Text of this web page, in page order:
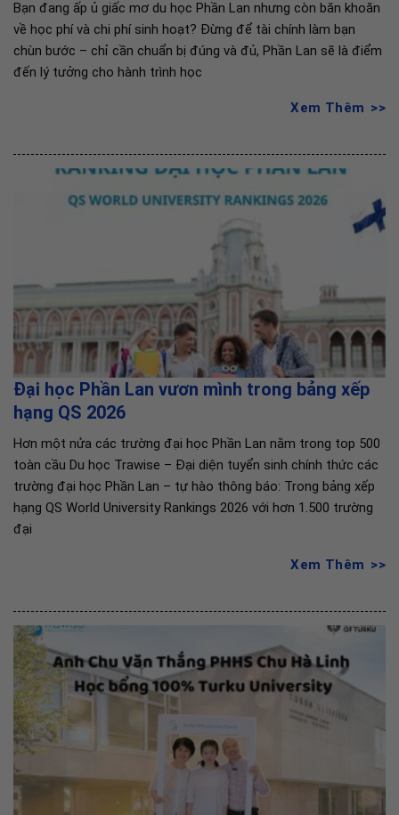
Bạn đang ấp ủ giấc mơ du học Phần Lan nhưng còn băn khoăn
về học phí và chi phí sinh hoạt? Đừng để tài chính làm bạn
chùn bước – chỉ cần chuẩn bị đúng và đủ, Phần Lan sẽ là điểm
đến lý tưởng cho hành trình học
Xem Thêm
Đại học Phần Lan vươn mình trong bảng xếp
hạng QS 2026
Hơn một nửa các trường đại học Phần Lan nằm trong top 500
toàn cầu Du học Trawise – Đại diện tuyển sinh chính thức các
trường đại học Phần Lan – tự hào thông báo: Trong bảng xếp
hạng QS World University Rankings 2026 với hơn 1.500 trường
đại
Xem Thêm